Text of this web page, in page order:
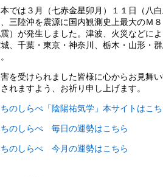
では３月（七赤金星卯月）１１日（八
三陸沖を震源に国内観測史上最大のＭ
）が発生しました。津波、火災などに
、千葉・東京・神奈川、栃木・山形・
を受けられました皆様に心からお見舞
れますよう、お祈り申し上げます。
のしらべ「陰陽祐気学」本サイトはこち
のしらべ 毎日の運勢はこちら
のしらべ 今月の運勢はこちら